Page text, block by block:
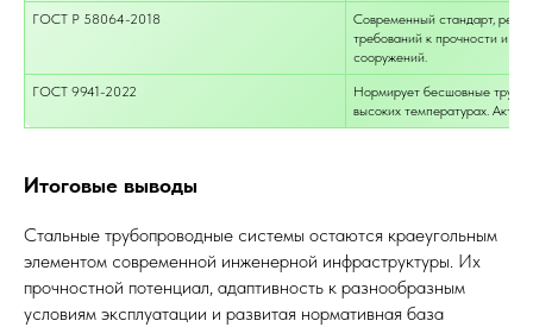
ГОСТ Р 58064-2018
Современный стандарт,
требований к прочности и
сооружений.
ГОСТ 9941-2022
Нормирует бесшовные трубы
высоких температурах.
Итоговые выводы
Стальные трубопроводные системы остаются краеугольным
элементом современной инженерной инфраструктуры. Их
прочностной потенциал, адаптивность к разнообразным
условиям эксплуатации и развитая нормативная база